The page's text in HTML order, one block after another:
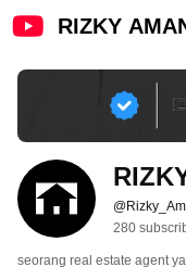
RIZKY
280
seorang real estate agent